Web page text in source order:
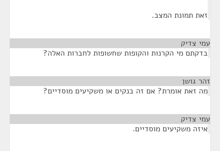
זאת תמונת המצב.
עמי צדיק
בדקתם מי הקרנות והקופות שחשופות לחברות האלה?
זהר גושן
מה זאת אומרת? אם זה בנקים או משקיעים מוסדיים?
עמי צדיק
איזה משקיעים מוסדיים.